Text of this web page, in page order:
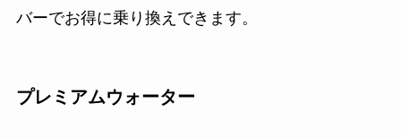
バーでお得に乗り換えできます。
プレミアムウォーター